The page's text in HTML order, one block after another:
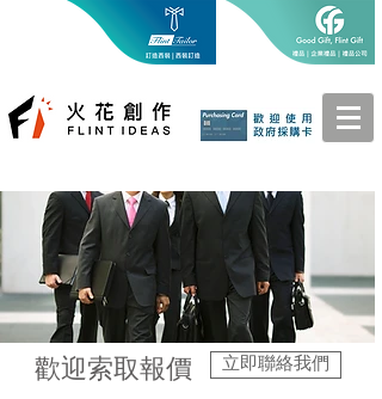
​歡迎索取報價 立即聯絡我們